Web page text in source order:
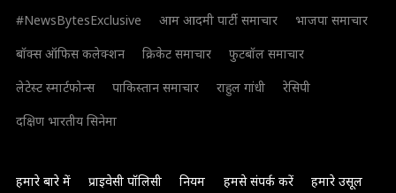
#NewsBytesExclusive
आम आदमी पार्टी समाचार
भाजपा समाचार
बॉक्स ऑफिस कलेक्शन
क्रिकेट समाचार
फुटबॉल समाचार
लेटेस्ट स्मार्टफोन्स
पाकिस्तान समाचार राहुल गांधी
रेसिपी
दक्षिण भारतीय सिनेमा
हमारे बारे में प्राइवेसी पॉलिसी नियम हमसे संपर्क करें हमारे उसूल